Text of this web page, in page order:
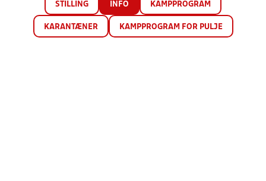
STILLING INFO KAMPPROGRAM
KARANTÆNER KAMPPROGRAM FOR PULJE